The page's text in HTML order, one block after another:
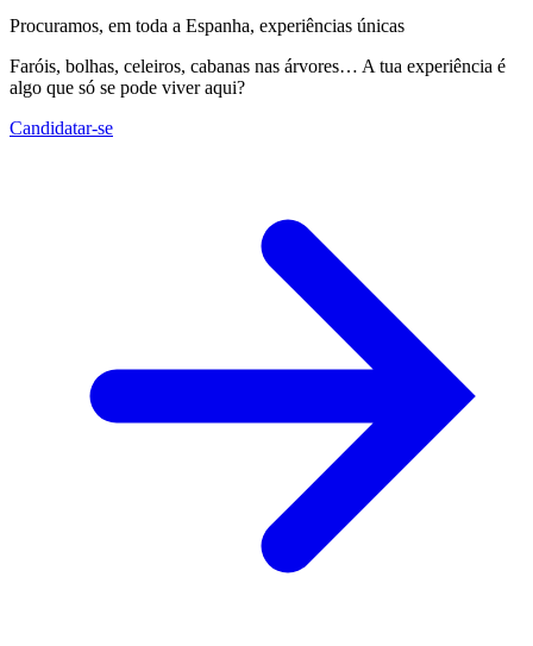
Procuramos, em toda a Espanha, experiências únicas
Faróis, bolhas, celeiros, cabanas nas árvores… A tua experiência é
algo que só se pode viver aqui?
Candidatar-se